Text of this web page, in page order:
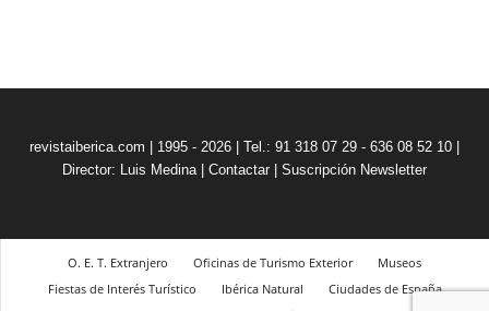
revistaiberica.com | 1995 - 2026 | Tel.: 91 318 07 29 - 636 08 52 10 |
Director: Luis Medina| Contactar Suscripción Newsletter
O. E. T. Extranjero Oficinas de Turismo Exterior
Museos
Fiestas de Interés Turístico
Ibérica Natural
Ciudades de España